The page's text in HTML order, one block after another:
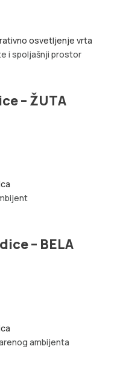
– ŽUTA
– BELA